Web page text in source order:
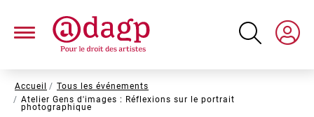
contenu
Fil
d'Ariane
Accueil
Tous les événements
Atelier Gens d'images : Réflexions sur le portrait
photographique